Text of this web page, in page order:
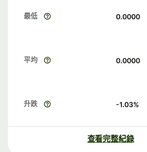
最低 0.0000
平均 0.0000
升跌 -1.03%
查看完整紀錄